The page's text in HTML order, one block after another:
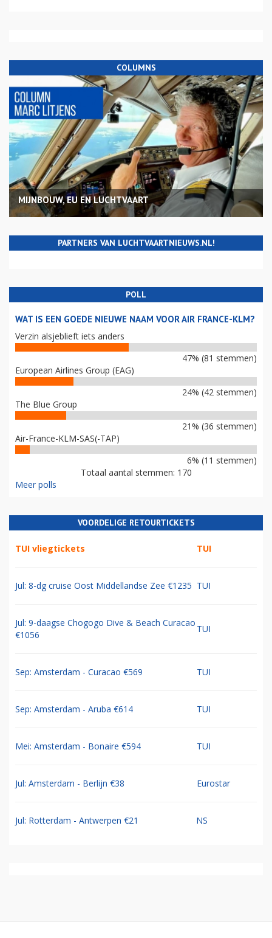
COLUMNS
MIJNBOUW, EU EN LUCHTVAART
PARTNERS VAN LUCHTVAARTNIEUWS.NL!
POLL
WAT IS EEN GOEDE NIEUWE NAAM VOOR AIR FRANCE-KLM?
Verzin alsjeblieft iets anders
47% (81 stemmen)
European Airlines Group (EAG)
24% (42 stemmen)
The Blue Group
21% (36 stemmen)
Air-France-KLM-SAS(-TAP)
6% (11 stemmen)
Totaal aantal stemmen: 170
Meer polls
VOORDELIGE RETOURTICKETS
TUI vliegtickets TUI
Jul: 8-dg cruise Oost Middellandse Zee €1235 TUI
Jul: 9-daagse Chogogo Dive & Beach Curacao
€1056
TUI
Sep: Amsterdam - Curacao €569 TUI
Sep: Amsterdam - Aruba €614 TUI
Mei: Amsterdam - Bonaire €594 TUI
Jul: Amsterdam - Berlijn €38 Eurostar
Jul: Rotterdam - Antwerpen €21 NS